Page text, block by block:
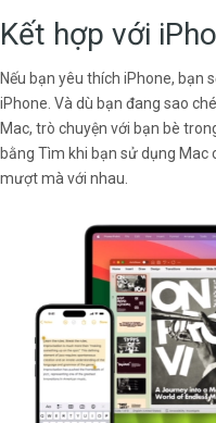
Kết hợp với
Nếu bạn yêu thích iPhone, bạn
iPhone. Và dù bạn đang sao
Mac, trò chuyện với bạn bè
bằng Tìm khi bạn sử dụng Mac
mượt mà với nhau.